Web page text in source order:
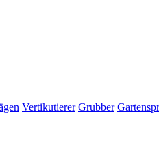
Vertikutierer Grubber